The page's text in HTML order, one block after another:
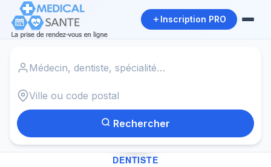
Inscription PRO
Rechercher
✓
DENTISTE